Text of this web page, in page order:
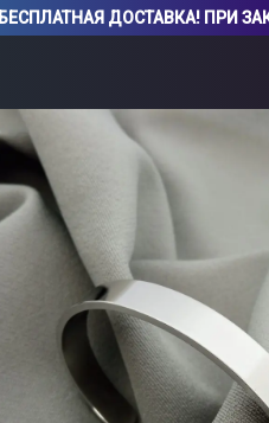
БЕСПЛАТНАЯ ДОСТАВКА! ПРИ